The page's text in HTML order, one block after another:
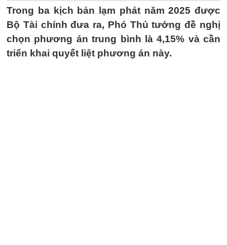
Trong ba kịch bản lạm phát năm 2025 được
Bộ Tài chính đưa ra, Phó Thủ tướng đề nghị
chọn phương án trung bình là 4,15% và cần
triển khai quyết liệt phương án này.